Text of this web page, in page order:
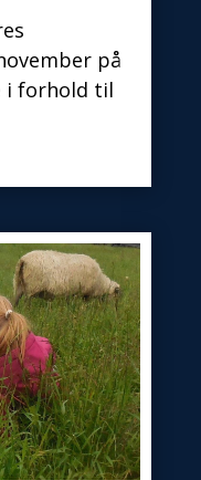
på
i forhold til